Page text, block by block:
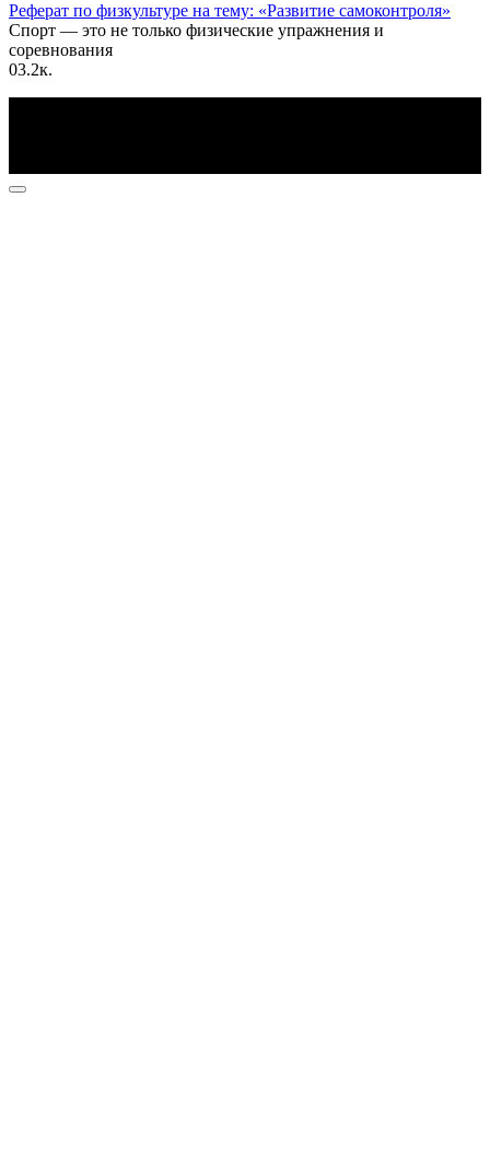
Реферат по физкультуре на тему: «Развитие самоконтроля»
Спорт — это не только физические упражнения и
соревнования
03.2к.